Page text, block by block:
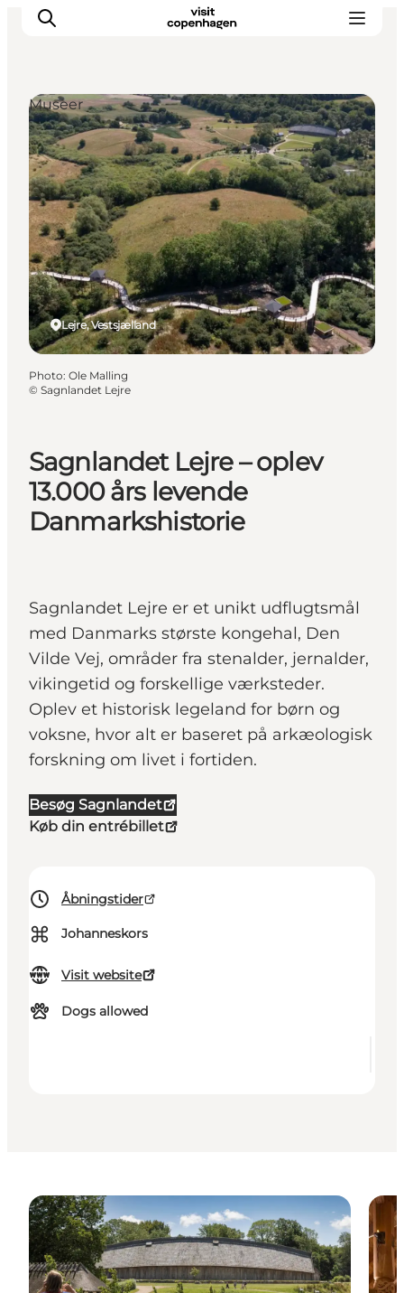
Aktiviteter
Mat och dryck
Planera din resa
Sagnlandet Lejre – oplev
13.000 års levende
Danmarkshistorie
Sagnlandet Lejre er et unikt udflugtsmål
med Danmarks største kongehal, Den
Vilde Vej, områder fra stenalder, jernalder,
vikingetid og forskellige værksteder.
Oplev et historisk legeland for børn og
voksne, hvor alt er baseret på arkæologisk
forskning om livet i fortiden.
Besøg Sagnlandet
Køb din entrébillet
Åbningstider
⌘ Johanneskors
Visit website
Dogs allowed
Lejre, Vestsjælland
Museer
Photo: Ole Malling
© Sagnlandet Lejre